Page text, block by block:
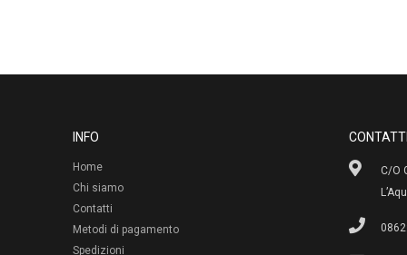
INFO
Home
Chi siamo
Contatti
Metodi di pagamento
Spedizioni
CONTATTI
C/O